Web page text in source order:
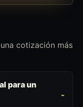
cotización más
para un